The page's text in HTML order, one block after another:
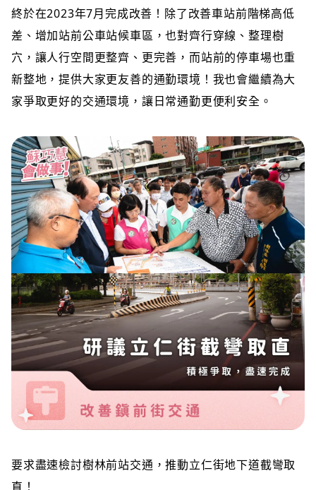
終於在2023年7月完成改善！除了改善車站前階梯高低
差、增加站前公車站候車區，也對齊行穿線、整理樹
穴，讓人行空間更整齊、更完善，而站前的停車場也重
新整地，提供大家更友善的通勤環境！我也會繼續為大
家爭取更好的交通環境，讓日常通勤更便利安全。
要求盡速檢討樹林前站交通，推動立仁街地下道截彎取
直！